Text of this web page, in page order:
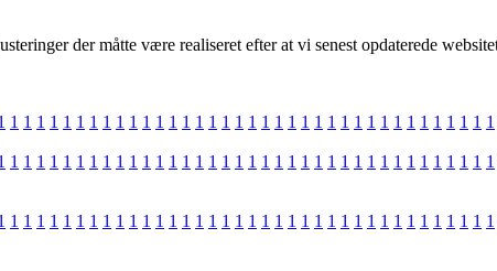
der måtte være realiseret efter at vi senest opdaterede
1 1 1 1 1 1 1 1 1 1 1 1 1 1 1 1 1 1 1 1 1 1 1 1 1 1 1 1 1 1 1 1 1 1 1 1 1
1 1 1 1 1 1 1 1 1 1 1 1 1 1 1 1 1 1 1 1 1 1 1 1 1 1 1 1 1 1 1 1 1 1 1 1 1
1 1 1 1 1 1 1 1 1 1 1 1 1 1 1 1 1 1 1 1 1 1 1 1 1 1 1 1 1 1 1 1 1 1 1 1 1